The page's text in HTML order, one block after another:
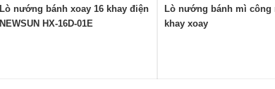
Lò nướng bánh xoay 16 khay điện
NEWSUN HX-16D-01E
Lò nướng bánh mì công
khay xoay